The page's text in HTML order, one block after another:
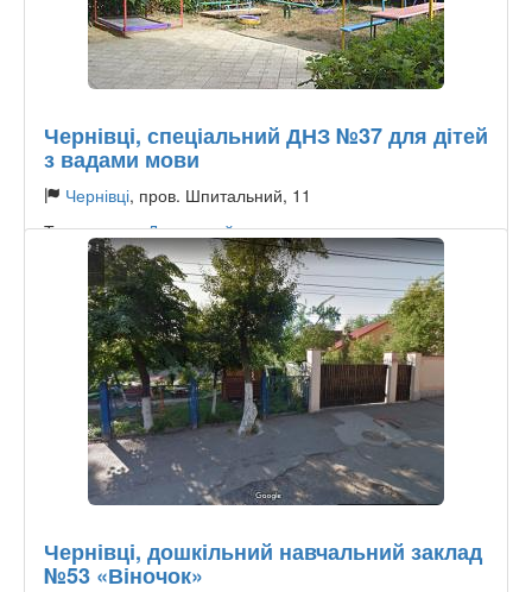
Чернівці, спеціальний ДНЗ №37 для дітей
з вадами мови
Чернівці, пров. Шпитальний, 11
Тип садочку:Державний
Чернівці, дошкільний навчальний заклад
№53 «Віночок»